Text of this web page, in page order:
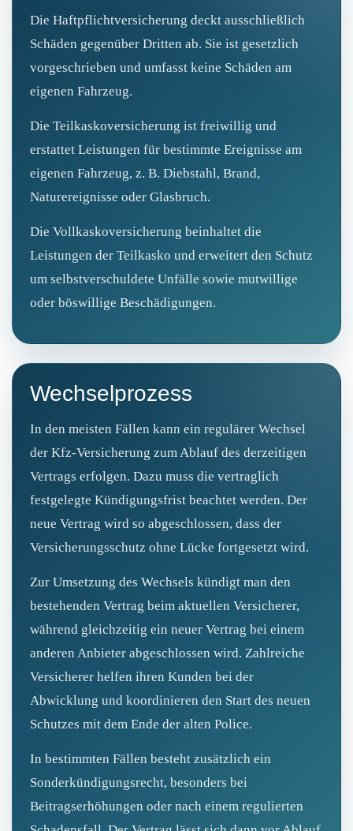
Die Haftpflichtversicherung deckt ausschließlich
Schäden gegenüber Dritten ab. Sie ist gesetzlich
vorgeschrieben und umfasst keine Schäden am
eigenen Fahrzeug.
Die Teilkaskoversicherung ist freiwillig und
erstattet Leistungen für bestimmte Ereignisse am
eigenen Fahrzeug, z. B. Diebstahl, Brand,
Naturereignisse oder Glasbruch.
Die Vollkaskoversicherung beinhaltet die
Leistungen der Teilkasko und erweitert den Schutz
um selbstverschuldete Unfälle sowie mutwillige
oder böswillige Beschädigungen.
Wechselprozess
In den meisten Fällen kann ein regulärer Wechsel
der Kfz-Versicherung zum Ablauf des derzeitigen
Vertrags erfolgen. Dazu muss die vertraglich
festgelegte Kündigungsfrist beachtet werden. Der
neue Vertrag wird so abgeschlossen, dass der
Versicherungsschutz ohne Lücke fortgesetzt wird.
Zur Umsetzung des Wechsels kündigt man den
bestehenden Vertrag beim aktuellen Versicherer,
während gleichzeitig ein neuer Vertrag bei einem
anderen Anbieter abgeschlossen wird. Zahlreiche
Versicherer helfen ihren Kunden bei der
Abwicklung und koordinieren den Start des neuen
Schutzes mit dem Ende der alten Police.
In bestimmten Fällen besteht zusätzlich ein
Sonderkündigungsrecht, besonders bei
Beitragserhöhungen oder nach einem regulierten